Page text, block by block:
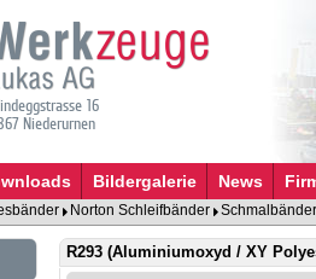
16
Niederurnen
Bildergalerie News
Norton Schleifbänder
R293 (Aluminiumoxyd / XY